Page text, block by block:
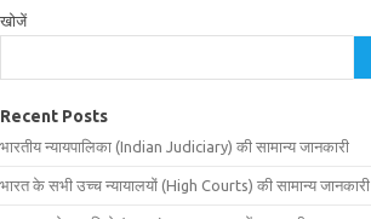
खोजें
Recent Posts
भारतीय न्यायपालिका (Indian Judiciary) की सामान्य जानकारी
भारत के सभी उच्च न्यायालयों (High Courts) की सामान्य जानकारी